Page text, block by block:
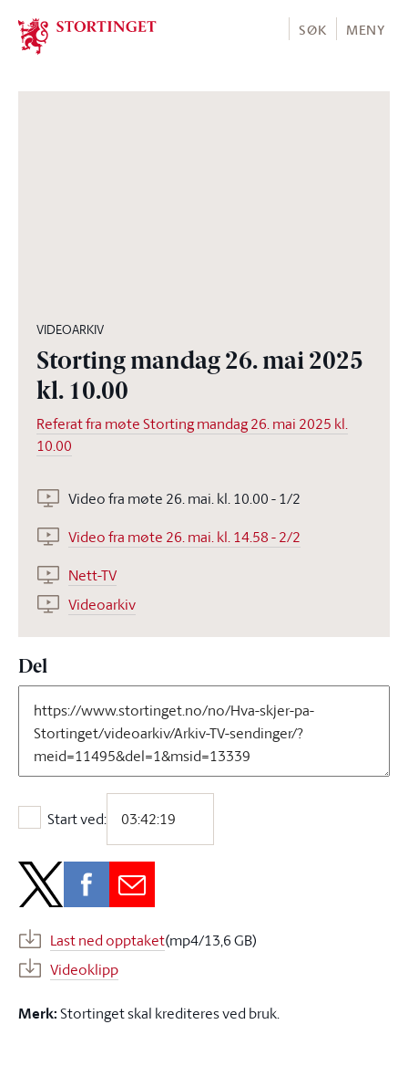
Stortinget.no
SØK MENY
VIDEOARKIV
Storting mandag 26. mai 2025
kl. 10.00
Referat fra møte Storting mandag 26. mai 2025 kl.
10.00
Video fra møte 26. mai. kl. 10.00 - 1/2
Video fra møte 26. mai. kl. 14.58 - 2/2
Nett-TV
Videoarkiv
Del
Start ved:
Start ved:
Last ned opptaket(mp4/13,6 GB)
Videoklipp
Merk:Stortinget skal krediteres ved bruk.